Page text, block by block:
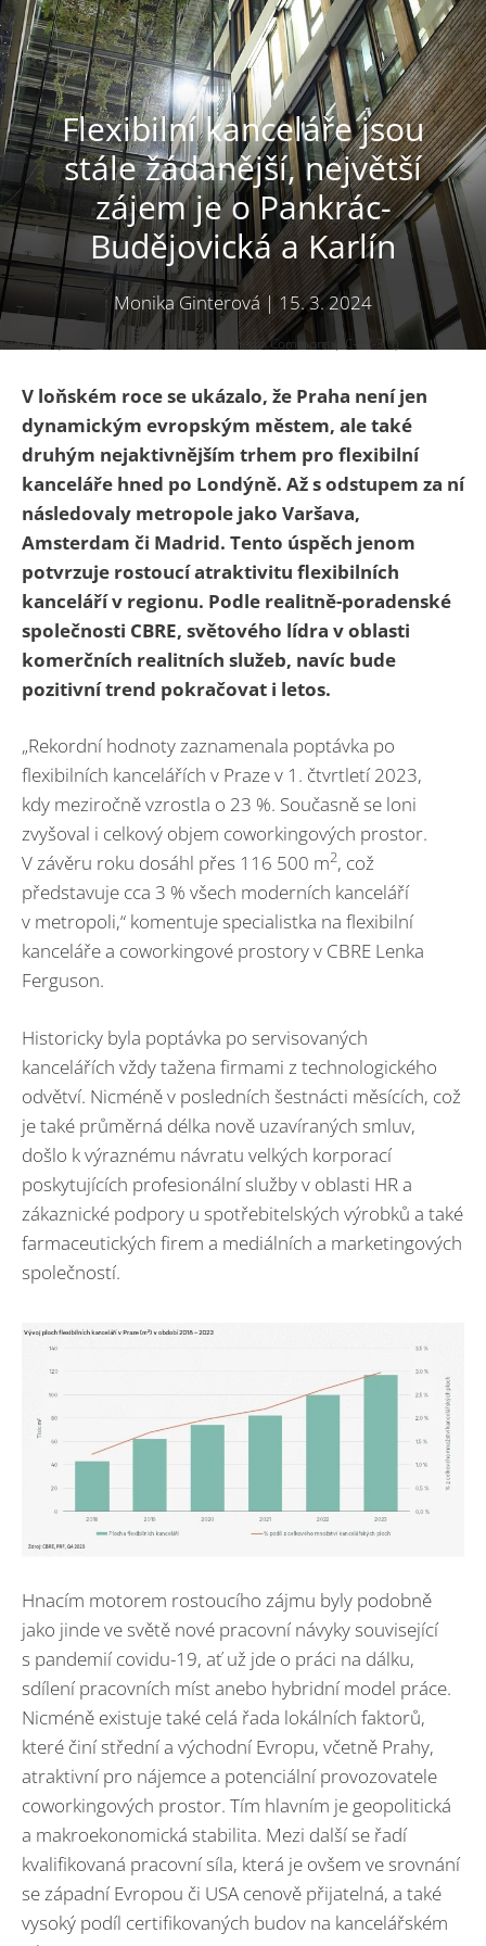
Flexibilní kanceláře jsou
stále žádanější, největší
zájem je o Pankrác-
Budějovická a Karlín
Monika Ginterová|15. 3. 2024
Kanceláře, ilustrační snímek. Foto: Wikimedia Commons (CC-BY-3.0)
V loňském roce se ukázalo, že Praha není jen
dynamickým evropským městem, ale také
druhým nejaktivnějším trhem pro flexibilní
kanceláře hned po Londýně. Až s odstupem za ní
následovaly metropole jako Varšava,
Amsterdam či Madrid. Tento úspěch jenom
potvrzuje rostoucí atraktivitu flexibilních
kanceláří v regionu. Podle realitně-poradenské
společnosti CBRE, světového lídra v oblasti
komerčních realitních služeb, navíc bude
pozitivní trend pokračovat i letos.
„Rekordní hodnoty zaznamenala poptávka po
flexibilních kancelářích v Praze v 1. čtvrtletí 2023,
kdy meziročně vzrostla o 23 %. Současně se loni
zvyšoval i celkový objem coworkingových prostor.
V závěru roku dosáhl přes 116 500 m2, což
představuje cca 3 % všech moderních kanceláří
v metropoli,“ komentuje specialistka na flexibilní
kanceláře a coworkingové prostory v CBRE Lenka
Ferguson.
Historicky byla poptávka po servisovaných
kancelářích vždy tažena firmami z technologického
odvětví. Nicméně v posledních šestnácti měsících, což
je také průměrná délka nově uzavíraných smluv,
došlo k výraznému návratu velkých korporací
poskytujících profesionální služby v oblasti HR a
zákaznické podpory u spotřebitelských výrobků a také
farmaceutických firem a mediálních a marketingových
společností.
Hnacím motorem rostoucího zájmu byly podobně
jako jinde ve světě nové pracovní návyky související
s pandemií covidu-19, ať už jde o práci na dálku,
sdílení pracovních míst anebo hybridní model práce.
Nicméně existuje také celá řada lokálních faktorů,
které činí střední a východní Evropu, včetně Prahy,
atraktivní pro nájemce a potenciální provozovatele
coworkingových prostor. Tím hlavním je geopolitická
a makroekonomická stabilita. Mezi další se řadí
kvalifikovaná pracovní síla, která je ovšem ve srovnání
se západní Evropou či USA cenově přijatelná, a také
vysoký podíl certifikovaných budov na kancelářském